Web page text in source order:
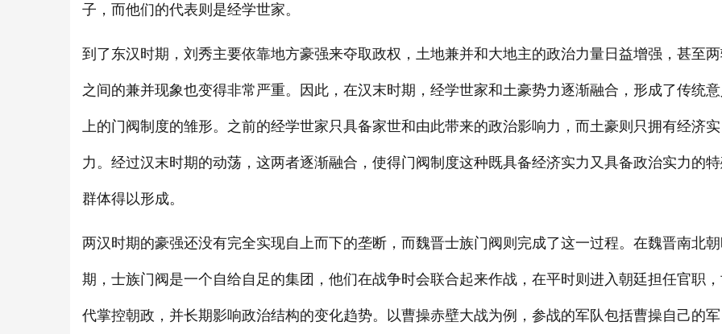
子，而他们的代表则是经学世家。
到了东汉时期，刘秀主要依靠地方豪强来夺取政权，土地兼并和大地主的政治力量日益增强，甚至
之间的兼并现象也变得非常严重。因此，在汉末时期，经学世家和土豪势力逐渐融合，形成了传统意
上的门阀制度的雏形。之前的经学世家只具备家世和由此带来的政治影响力，而土豪则只拥有经济实
力。经过汉末时期的动荡，这两者逐渐融合，使得门阀制度这种既具备经济实力又具备政治实力的
群体得以形成。
两汉时期的豪强还没有完全实现自上而下的垄断，而魏晋士族门阀则完成了这一过程。在魏晋南北
期，士族门阀是一个自给自足的集团，他们在战争时会联合起来作战，在平时则进入朝廷担任官职
代掌控朝政，并长期影响政治结构的变化趋势。以曹操赤壁大战为例，参战的军队包括曹操自己的军